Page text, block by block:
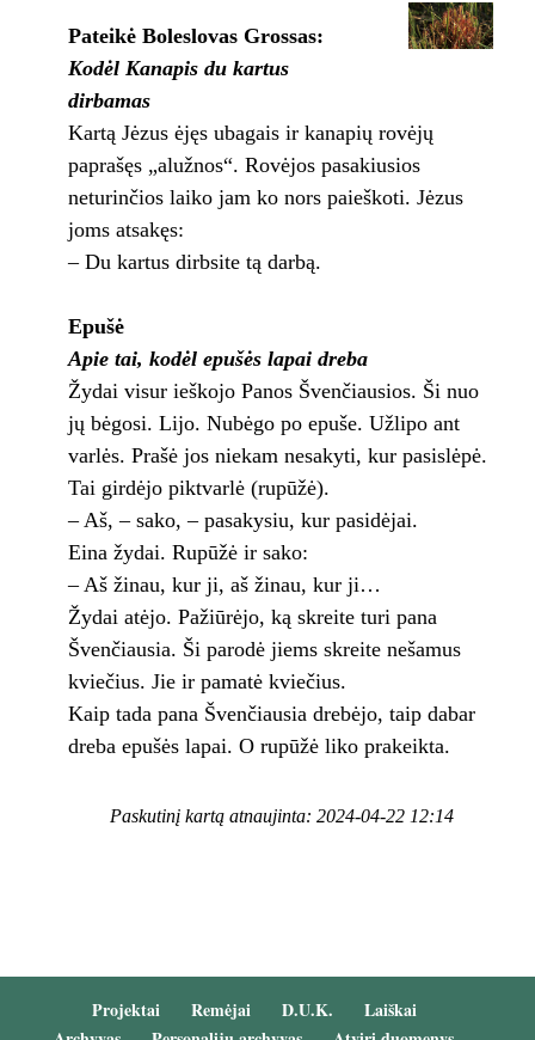
Pateikė Boleslovas Grossas:
Kodėl Kanapis du kartus
dirbamas
Kartą Jėzus ėjęs ubagais ir kanapių rovėjų
paprašęs „alužnos“. Rovėjos pasakiusios
neturinčios laiko jam ko nors paieškoti. Jėzus
joms atsakęs:
– Du kartus dirbsite tą darbą.
Epušė
Apie tai, kodėl epušės lapai dreba
Žydai visur ieškojo Panos Švenčiausios. Ši nuo
jų bėgosi. Lijo. Nubėgo po epuše. Užlipo ant
varlės. Prašė jos niekam nesakyti, kur pasislėpė.
Tai girdėjo piktvarlė (rupūžė).
– Aš, – sako, – pasakysiu, kur pasidėjai.
Eina žydai. Rupūžė ir sako:
– Aš žinau, kur ji, aš žinau, kur ji…
Žydai atėjo. Pažiūrėjo, ką skreite turi pana
Švenčiausia. Ši parodė jiems skreite nešamus
kviečius. Jie ir pamatė kviečius.
Kaip tada pana Švenčiausia drebėjo, taip dabar
dreba epušės lapai. O rupūžė liko prakeikta.
Paskutinį kartą atnaujinta: 2024-04-22 12:14
Projektai Remėjai D.U.K.
Laiškai